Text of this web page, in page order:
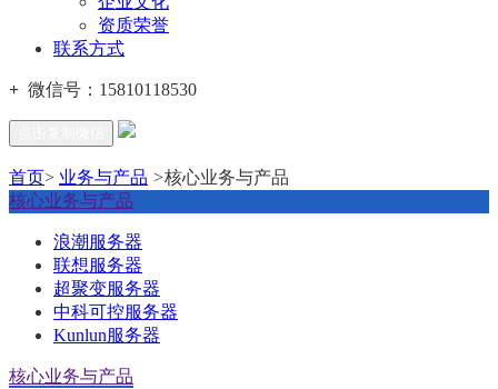
资质荣誉
联系方式
+ 微信号： 15810118530
首页> 业务与产品 >核心业务与产品
核心业务与产品
浪潮服务器
联想服务器
超聚变服务器
中科可控服务器
Kunlun服务器
核心业务与产品